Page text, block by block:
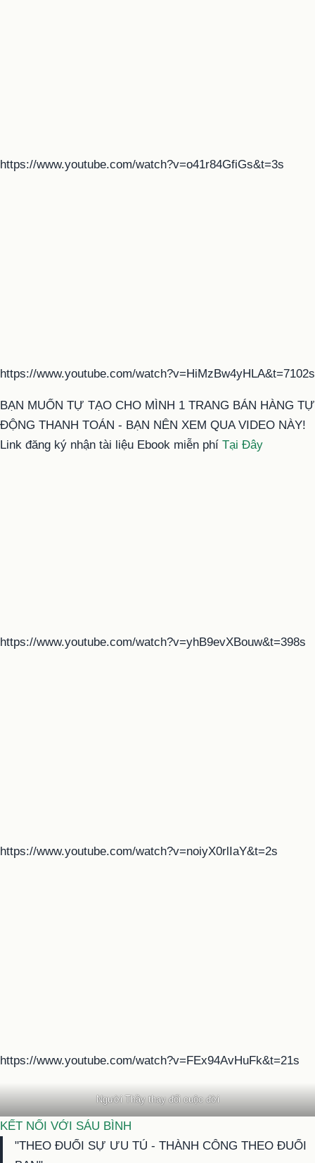
https://www.youtube.com/watch?v=o41r84GfiGs&t=3s
https://www.youtube.com/watch?v=HiMzBw4yHLA&t=7102s
BẠN MUỐN TỰ TẠO CHO MÌNH 1 TRANG BÁN HÀNG TỰ
ĐỘNG THANH TOÁN - BẠN NÊN XEM QUA VIDEO NÀY!
Link đăng ký nhận tài liệu Ebook miễn phí Tại Đây
https://www.youtube.com/watch?v=yhB9evXBouw&t=398s
https://www.youtube.com/watch?v=noiyX0rlIaY&t=2s
https://www.youtube.com/watch?v=FEx94AvHuFk&t=21s
Người Thầy thay đổi cuộc đời
KẾT NỐI VỚI SÁU BÌNH
"THEO ĐUỔI SỰ ƯU TÚ - THÀNH CÔNG THEO ĐUỔI